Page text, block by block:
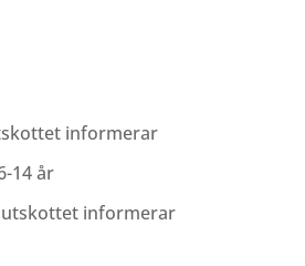
informerar
14 år
informerar